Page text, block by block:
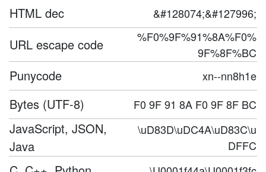
HTML dec &#128074;&#127996;
URL escape code
%F0%9F%91%8A%F0%
9F%8F%BC
Punycode xn--nn8h1e
Bytes (UTF-8) F0 9F 91 8A F0 9F 8F BC
JavaScript, JSON,
Java
\uD83D\uDC4A\uD83C\u
DFFC